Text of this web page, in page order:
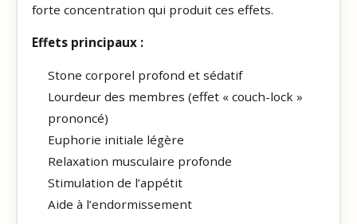
forte concentration qui produit ces effets.
Effets principaux :
Stone corporel profond et sédatif
Lourdeur des membres (effet « couch-lock »
prononcé)
Euphorie initiale légère
Relaxation musculaire profonde
Stimulation de l’appétit
Aide à l’endormissement